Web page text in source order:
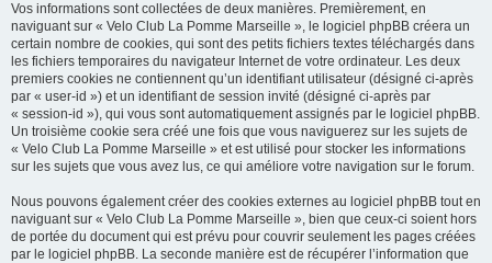
Vos informations sont collectées de deux manières. Premièrement, en
naviguant sur « Velo Club La Pomme Marseille », le logiciel phpBB créera un
certain nombre de cookies, qui sont des petits fichiers textes téléchargés dans
les fichiers temporaires du navigateur Internet de votre ordinateur. Les deux
premiers cookies ne contiennent qu’un identifiant utilisateur (désigné ci-après
par « user-id ») et un identifiant de session invité (désigné ci-après par
« session-id »), qui vous sont automatiquement assignés par le logiciel phpBB.
Un troisième cookie sera créé une fois que vous naviguerez sur les sujets de
« Velo Club La Pomme Marseille » et est utilisé pour stocker les informations
sur les sujets que vous avez lus, ce qui améliore votre navigation sur le forum.
Nous pouvons également créer des cookies externes au logiciel phpBB tout en
naviguant sur « Velo Club La Pomme Marseille », bien que ceux-ci soient hors
de portée du document qui est prévu pour couvrir seulement les pages créées
par le logiciel phpBB. La seconde manière est de récupérer l’information que